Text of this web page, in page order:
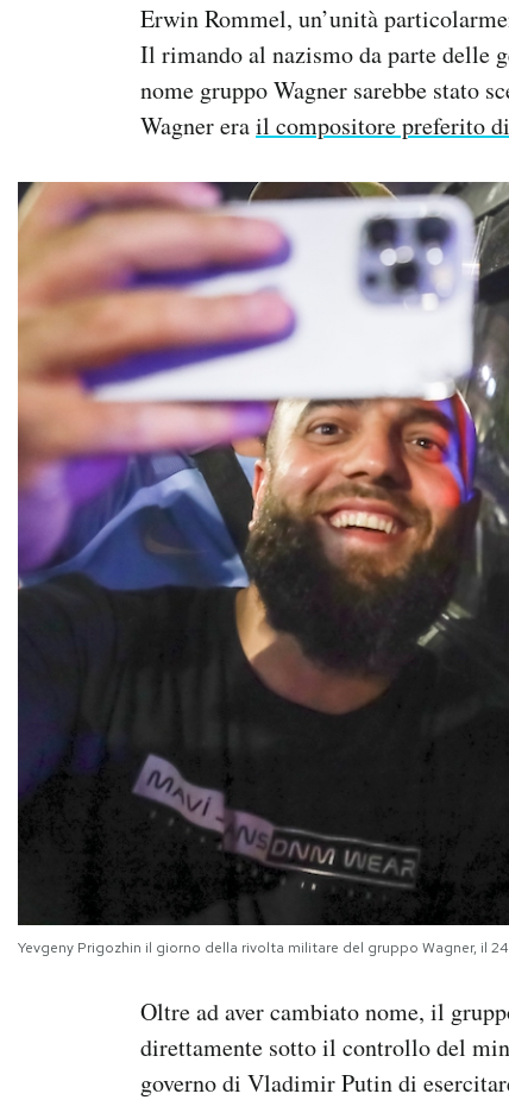
Erwin Rommel, un’unità
Il rimando al nazismo da parte delle
nome gruppo Wagner sarebbe stato
Wagner erail compositore preferito
Yevgeny Prigozhin il giorno della rivolta militare del gruppo Wagner, il
Oltre ad aver cambiato nome, il
direttamente sotto il controllo del
governo di Vladimir Putin di